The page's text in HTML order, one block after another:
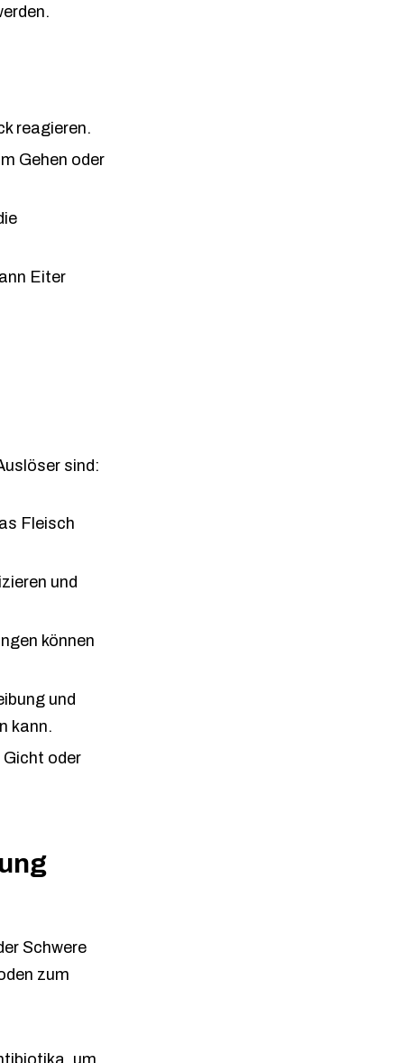
reagieren.
Gehen oder
Eiter
sind:
Fleisch
und
können
und
kann.
oder
Schwere
zum
um